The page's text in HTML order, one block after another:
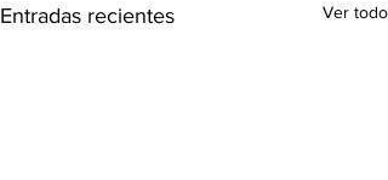
Entradas recientes Ver todo